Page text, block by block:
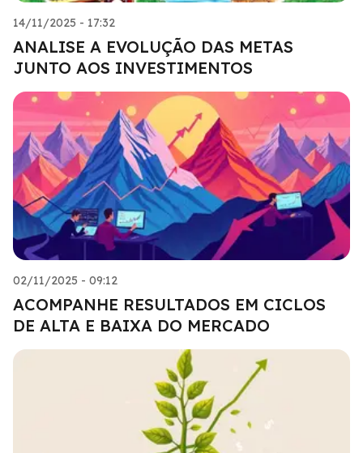
14/11/2025 - 17:32
ANALISE A EVOLUÇÃO DAS METAS
JUNTO AOS INVESTIMENTOS
02/11/2025 - 09:12
ACOMPANHE RESULTADOS EM CICLOS
DE ALTA E BAIXA DO MERCADO